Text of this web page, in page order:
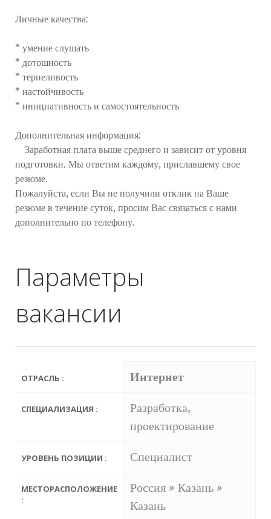
Личные качества:
* умение слушать
* дотошность
* терпеливость
* настойчивость
* инициативность и самостоятельность
Дополнительная информация:
Заработная плата выше среднего и зависит от уровня
подготовки. Мы ответим каждому, приславшему свое
резюме.
Пожалуйста, если Вы не получили отклик на Ваше
резюме в течение суток, просим Вас связаться с нами
дополнительно по телефону.
Параметры
вакансии
ОТРАСЛЬ : Интернет
СПЕЦИАЛИЗАЦИЯ :
Разработка,
проектирование
УРОВЕНЬ ПОЗИЦИИ : Специалист
МЕСТОРАСПОЛОЖЕНИЕ
:
Россия » Казань »
Казань